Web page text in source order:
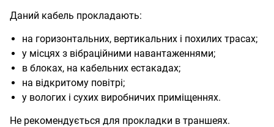
Даний кабель прокладають:
на горизонтальних, вертикальних і похилих трасах;
у місцях з вібраційними навантаженнями;
в блоках, на кабельних естакадах;
на відкритому повітрі;
у вологих і сухих виробничих приміщеннях.
Не рекомендується для прокладки в траншеях.